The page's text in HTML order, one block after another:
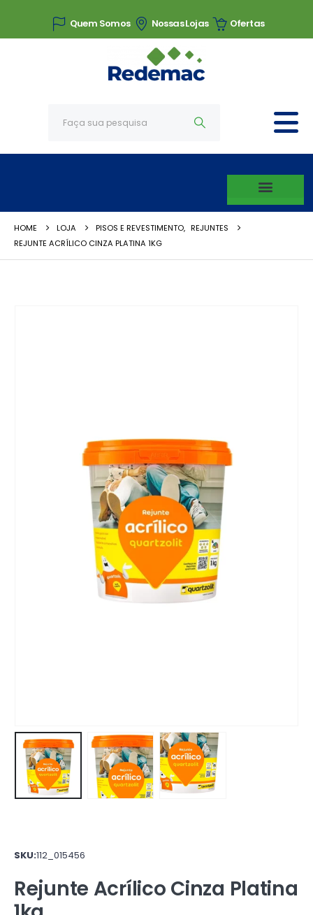
Quem Somos Nossas Lojas Ofertas
HOME LOJA PISOS E REVESTIMENTO, REJUNTES
REJUNTE ACRÍLICO CINZA PLATINA 1KG
SKU:112_015456
Rejunte Acrílico Cinza Platina